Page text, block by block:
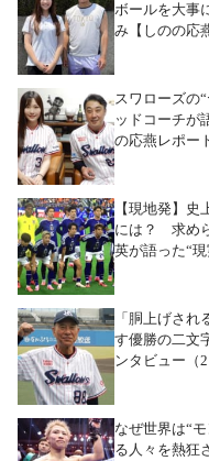
ボールを大事
み【しのの応
スワローズの
ッドコーチが
の応燕レポー
【現地発】
には？ 求め
英が語った“
「胴上げさ
す優勝の二文
ンタビュー（2
なぜ世界は“
る人々を熱狂